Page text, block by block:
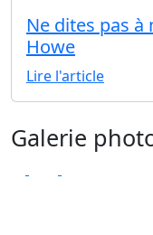
Ne dites pas à
Howe
Lire l'article
Galerie